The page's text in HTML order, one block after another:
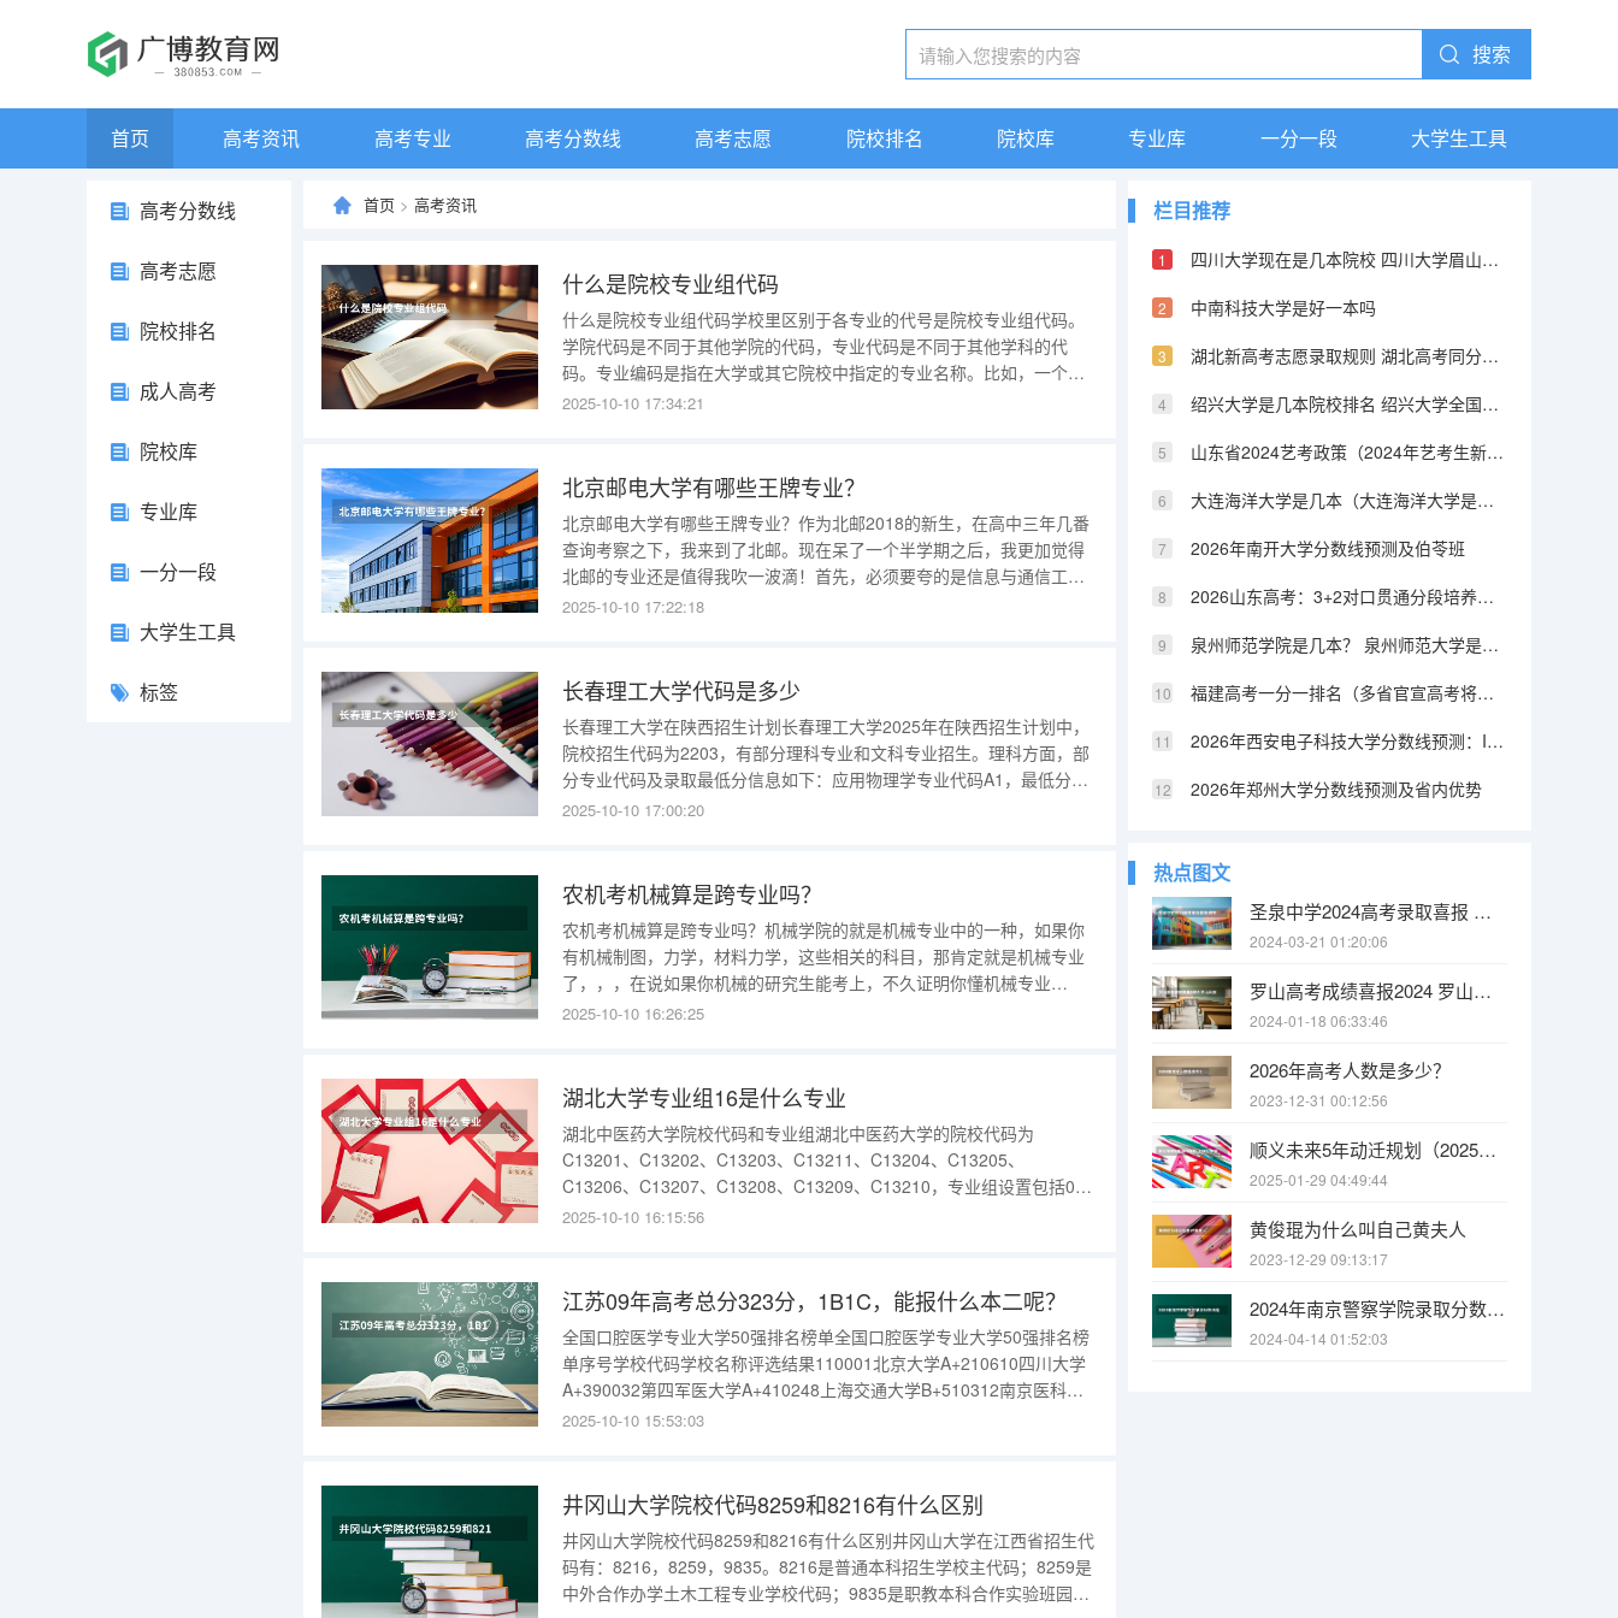
搜索
首页 高考资讯 高考专业 高考分数线 高考志愿 院校排名 院校库 专业库 一分一段 大学生工具
高考分数线
高考志愿
院校排名
成人高考
院校库
专业库
一分一段
大学生工具
标签
首页 > 高考资讯
什么是院校专业组代码
什么是院校专业组代码学校里区别于各专业的代号是院校专业组代码。
学院代码是不同于其他学院的代码，专业代码是不同于其他学科的代
码。专业编码是指在大学或其它院校中指定的专业名称。比如，一个学
校的代码是0001，那么这个学校的机械工程就是01。所以，这所大学的
2025-10-10 17:34:21
北京邮电大学有哪些王牌专业？
北京邮电大学有哪些王牌专业？作为北邮2018的新生，在高中三年几番
查询考察之下，我来到了北邮。现在呆了一个半学期之后，我更加觉得
北邮的专业还是值得我吹一波滴！首先，必须要夸的是信息与通信工
程。北邮的通信工程是在学术界赫赫有名的！北邮被称为“通信王国”，在
2025-10-10 17:22:18
长春理工大学代码是多少
长春理工大学在陕西招生计划长春理工大学2025年在陕西招生计划中，
院校招生代码为2203，有部分理科专业和文科专业招生。理科方面，部
分专业代码及录取最低分信息如下：应用物理学专业代码A1，最低分
524；自动化专业代码D5，最低分530；化学工程与工艺专业代码H2，
2025-10-10 17:00:20
农机考机械算是跨专业吗？
农机考机械算是跨专业吗？机械学院的就是机械专业中的一种，如果你
有机械制图，力学，材料力学，这些相关的科目，那肯定就是机械专业
了，，，在说如果你机械的研究生能考上，不久证明你懂机械专业
吗，，要是你学的是医学，农业方面的，，你撒都不懂，，你能考上机
不是艺术还好分为两
2025-10-10 16:26:25
湖北大学专业组16是什么专业
湖北中医药大学院校代码和专业组湖北中医药大学的院校代码为
C13201、C13202、C13203、C13211、C13204、C13205、
C13206、C13207、C13208、C13209、C13210，专业组设置包括01
组（中西医临床医学类）、02组（中医学类，针对选考历史的考生）、
2025-10-10 16:15:56
江苏09年高考总分323分，1B1C，能报什么本二呢？
全国口腔医学专业大学50强排名榜单全国口腔医学专业大学50强排名榜
单序号学校代码学校名称评选结果110001北京大学A+210610四川大学
A+390032第四军医大学A+410248上海交通大学B+510312南京医科大
学B+610486武汉大学B+710558中山大学B+810025首都医科大学
2025-10-10 15:53:03
井冈山大学院校代码8259和8216有什么区别
井冈山大学院校代码8259和8216有什么区别井冈山大学在江西省招生代
码有：8216，8259，9835。8216是普通本科招生学校主代码；8259是
中外合作办学土木工程专业学校代码；9835是职教本科合作实验班园林
栏目推荐
四川大学现在是几本院校 四川大学眉山校区是几本
中南科技大学是好一本吗
湖北新高考志愿录取规则 湖北高考同分投档排序规则是怎样的?
绍兴大学是几本院校排名 绍兴大学全国综合排名
山东省2024艺考政策（2024年艺考生新政策）
大连海洋大学是几本（大连海洋大学是一本还是二本）
2026年南开大学分数线预测及伯苓班
2026山东高考：3+2对口贯通分段培养资格线392分，低分上本科的另一条路
泉州师范学院是几本？ 泉州师范大学是几本
福建高考一分一排名（多省官宣高考将实行“3+1+2”模式）
2026年西安电子科技大学分数线预测：IT界的硬核211
2026年郑州大学分数线预测及省内优势
热点图文
圣泉中学2024高考录取喜报 肥东圣泉中学高考升学率
2024-03-21 01:20:06
罗山高考成绩喜报2024 罗山县高级中学校本部的教学成绩
2024-01-18 06:33:46
2026年高考人数是多少？
2023-12-31 00:12:56
顺义未来5年动迁规划（2025年顺义地区大集的具体时间安排是怎样的）
2025-01-29 04:49:44
黄俊琨为什么叫自己黄夫人
2023-12-29 09:13:17
2024年南京警察学院录取分数线是多少？
2024-04-14 01:52:03